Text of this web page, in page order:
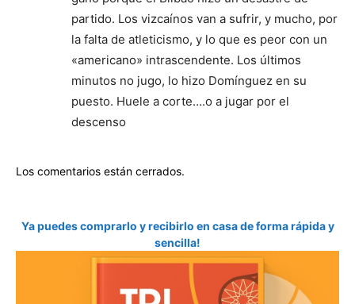
partido. Los vizcaínos van a sufrir, y mucho, por
la falta de atleticismo, y lo que es peor con un
«americano» intrascendente. Los últimos
minutos no jugo, lo hizo Domínguez en su
puesto. Huele a corte….o a jugar por el
descenso
Los comentarios están cerrados.
Ya puedes comprarlo y recibirlo en casa de forma rápida y
sencilla!